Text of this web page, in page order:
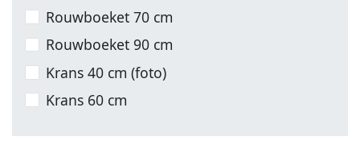
Rouwboeket 70 cm
Rouwboeket 90 cm
Krans 40 cm (foto)
Krans 60 cm